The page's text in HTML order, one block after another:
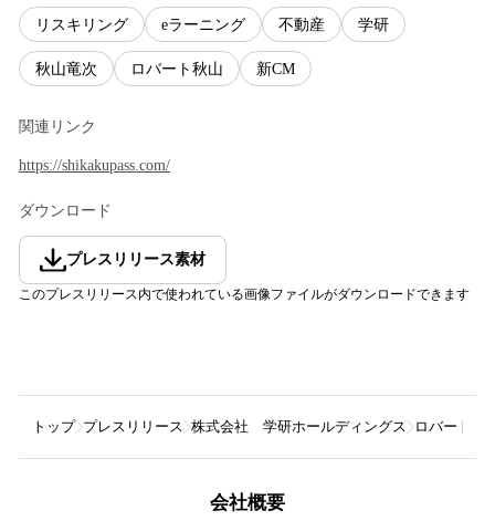
リスキリング eラーニング 不動産 学研
秋山竜次 ロバート秋山 新CM
関連リンク
https://shikakupass.com/
ダウンロード
プレスリリース素材
このプレスリリース内で使われている画像ファイルがダウンロードできます
トップ プレスリリース 株式会社 学研ホールディングス ロバート秋
会社概要